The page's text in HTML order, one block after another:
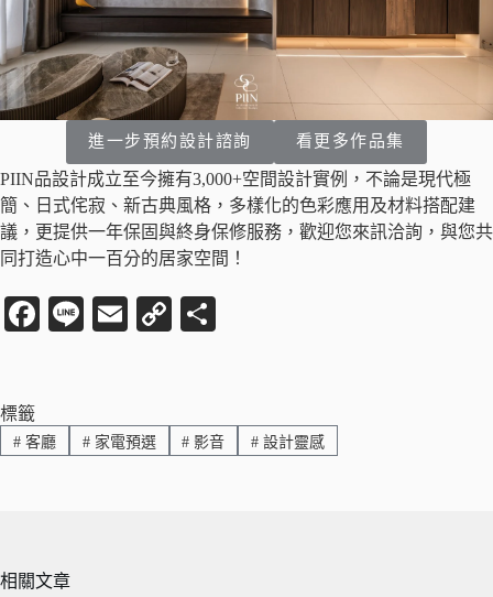
進一步預約設計諮詢 看更多作品集
PIIN品設計成立至今擁有3,000+空間設計實例，不論是現代極
簡、日式侘寂、新古典風格，多樣化的色彩應用及材料搭配建
議，更提供一年保固與終身保修服務，歡迎您來訊洽詢，與您共
同打造心中一百分的居家空間！
Fa
ok
Li
E
C
Li
nk
標籤
#客廳 #家電預選 # 影音 # 設計靈感
相關文章